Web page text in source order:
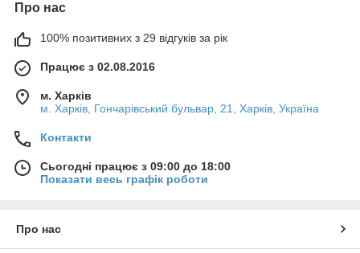
Про нас
100% позитивних з 29 відгуків за рік
Працює з 02.08.2016
м. Харків
м. Харків, Гончарівський бульвар, 21, Харків, Україна
Контакти
Сьогодні працює з 09:00 до 18:00
Показати весь графік роботи
Про нас